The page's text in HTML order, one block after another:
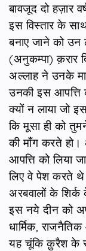
बावजूद दो हज़ार
इस विस्तार के
बनाए जाने को
(अनुकम्पा) क़रार
अल्लाह ने उनके
उनकी इस आपत्ति
क्यों न लाया जो
कि मूसा ही को
की माँग करते
आपत्ति को लिया
लिए वे पेश करते
अरबवालों के
इस नये दीन को
धार्मिक,
यह चूंकि क़ुरैश के